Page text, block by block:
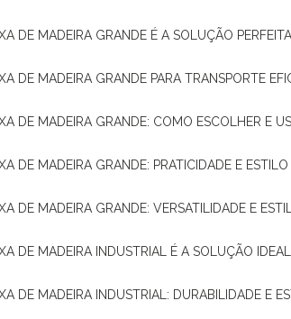
DE MADEIRA GRANDE É A SOLUÇÃO
DE MADEIRA GRANDE PARA TRANSPORTE
DE MADEIRA GRANDE: COMO ESCOLHER E
DE MADEIRA GRANDE: PRATICIDADE E ESTILO
DE MADEIRA GRANDE: VERSATILIDADE E
DE MADEIRA INDUSTRIAL É A SOLUÇÃO
DE MADEIRA INDUSTRIAL: DURABILIDADE E